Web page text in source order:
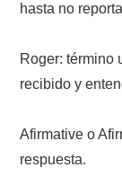
hasta no
Roger: término
recibido y
Afirmative o
respuesta.